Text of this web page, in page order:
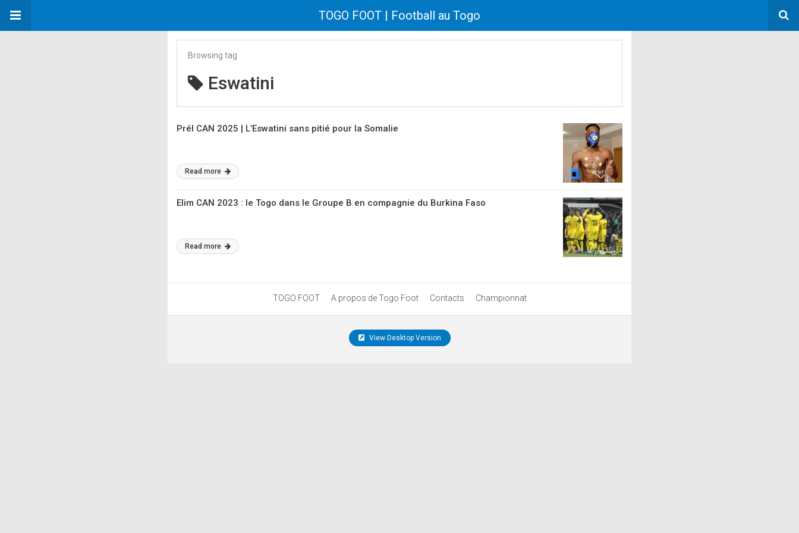
TOGO FOOT | Football au Togo
Browsing tag
Eswatini
Prél CAN 2025 | L’Eswatini sans pitié pour la Somalie
Read more
Elim CAN 2023 : le Togo dans le Groupe B en compagnie du Burkina Faso
Read more
TOGO FOOT A propos de Togo Foot Contacts Championnat
View Desktop Version